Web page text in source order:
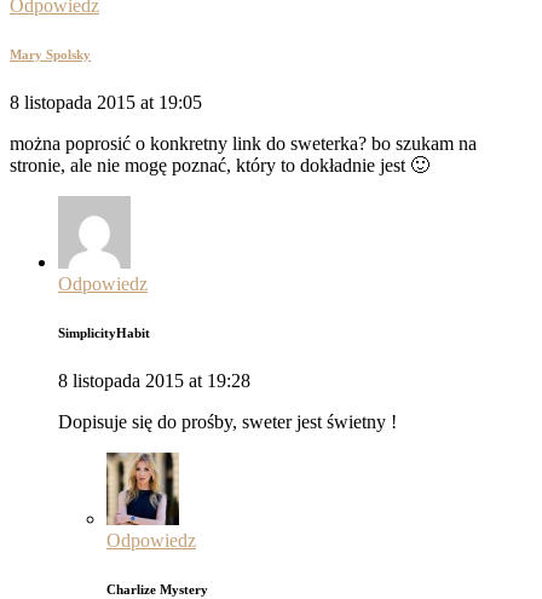
Odpowiedz
Mary Spolsky
8 listopada 2015 at 19:05
można poprosić o konkretny link do sweterka? bo szukam na
stronie, ale nie mogę poznać, który to dokładnie jest 🙂
Odpowiedz
SimplicityHabit
8 listopada 2015 at 19:28
Dopisuje się do prośby, sweter jest świetny !
Odpowiedz
Charlize Mystery